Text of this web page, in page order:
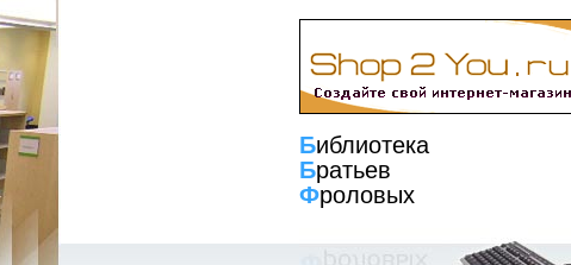
Библиотека
Братьев
Фроловых